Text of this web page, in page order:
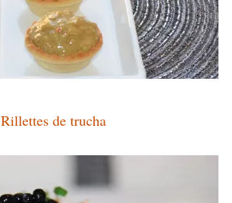
Rillettes de trucha